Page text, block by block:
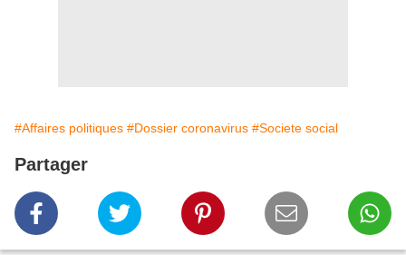
#Affaires politiques #Dossier coronavirus #Societe social
Partager